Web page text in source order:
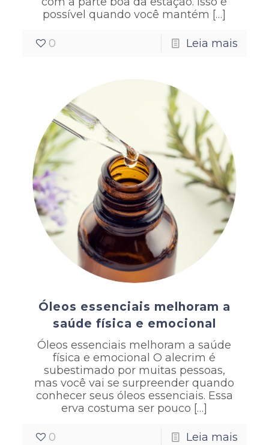
possível quando você mantém […]
0 Leia mais
Óleos essenciais melhoram a
saúde física e emocional
Óleos essenciais melhoram a saúde
física e emocional O alecrim é
subestimado por muitas pessoas,
mas você vai se surpreender quando
conhecer seus óleos essenciais. Essa
erva costuma ser pouco […]
0 Leia mais